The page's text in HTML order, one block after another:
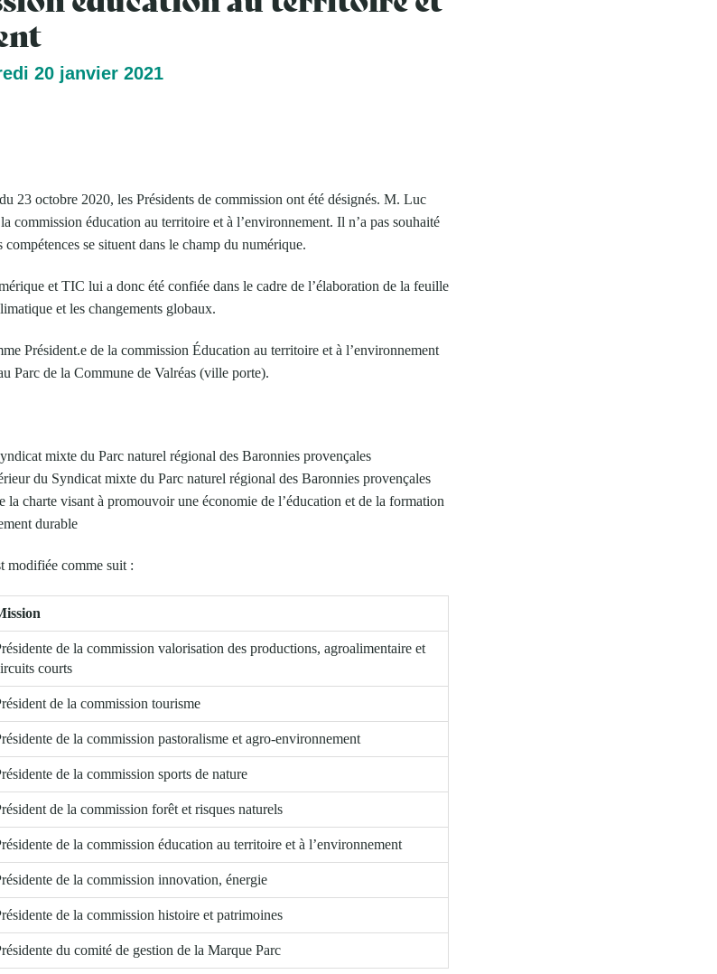
20 janvier 2021
23 octobre 2020, les Présidents de commission ont été désignés. M. Luc
commission éducation au territoire et à l’environnement. Il n’a pas souhaité
se situent dans le champ du numérique.
et TIC lui a donc été confiée dans le cadre de l’élaboration de la feuille
et les changements globaux.
Président.e de la commission Éducation au territoire et à l’environnement
Parc de la Commune de Valréas (ville porte).
mixte du Parc naturel régional des Baronnies provençales
du Syndicat mixte du Parc naturel régional des Baronnies provençales
la charte visant à promouvoir une économie de l’éducation et de la formation
durable
modifiée comme suit :
de la commission valorisation des productions, agroalimentaire et
courts
de la commission tourisme
de la commission pastoralisme et agro-environnement
de la commission sports de nature
de la commission forêt et risques naturels
de la commission éducation au territoire et à l’environnement
de la commission innovation, énergie
de la commission histoire et patrimoines
du comité de gestion de la Marque Parc